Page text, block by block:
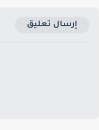
إرسال تعليق